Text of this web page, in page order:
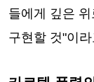
들에게 깊은
구현할 것"이